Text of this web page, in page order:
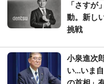
「さすが
動。新し
挑戦
小泉進次
い...いま